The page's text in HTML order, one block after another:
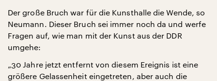
Der große Bruch war für die Kunsthalle die Wende, so
Neumann. Dieser Bruch sei immer noch da und werfe
Fragen auf, wie man mit der Kunst aus der DDR
umgehe:
„30 Jahre jetzt entfernt von diesem Ereignis ist eine
größere Gelassenheit eingetreten, aber auch die